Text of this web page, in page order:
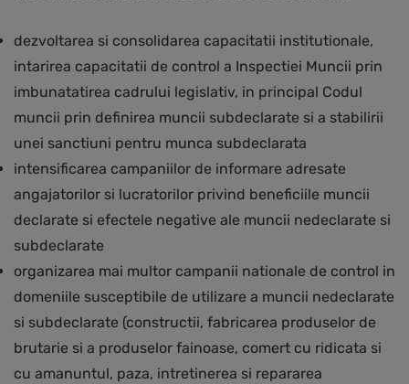
dezvoltarea si consolidarea capacitatii institutionale,
intarirea capacitatii de control a Inspectiei Muncii prin
imbunatatirea cadrului legislativ, in principal Codul
muncii prin definirea muncii subdeclarate si a stabilirii
unei sanctiuni pentru munca subdeclarata
intensificarea campaniilor de informare adresate
angajatorilor si lucratorilor privind beneficiile muncii
declarate si efectele negative ale muncii nedeclarate si
subdeclarate
organizarea mai multor campanii nationale de control in
domeniile susceptibile de utilizare a muncii nedeclarate
si subdeclarate (constructii, fabricarea produselor de
brutarie si a produselor fainoase, comert cu ridicata si
cu amanuntul, paza, intretinerea si repararea